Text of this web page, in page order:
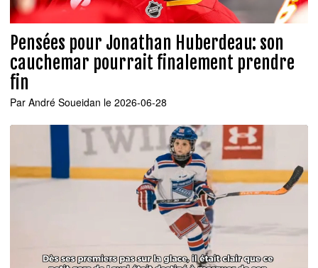
Pensées pour Jonathan Huberdeau: son
cauchemar pourrait finalement prendre
fin
Par André Soueidan le 2026-06-28